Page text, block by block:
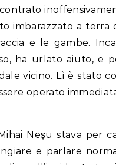
imbarazzato a terra
e le gambe.
ha urlato aiuto, e
vicino. Lì è stato
operato
Neșu stava per
e parlare